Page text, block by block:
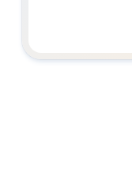
du
Créez un album